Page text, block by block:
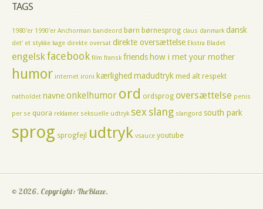
TAGS
1980'er 1990'er Anchorman bandeord børn børnesprog claus danmark dansk
det' et stykke kage direkte oversat direkte oversættelse Ekstra Bladet
engelskfacebook film fransk friends how i met your mother
humor internet ironi kærlighed madudtryk med alt respekt
natholdet navneonkelhumor ord ordsprog oversættelse penis
per se quora reklamer seksuelle udtryk sexslang slangord south park
sprog sprogfejl udtryk vsauce youtube
© 2026. Copyright: TheBlaze.